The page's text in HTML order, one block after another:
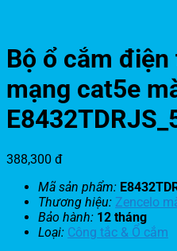
Bộ ổ cắm
mạng cat5e
388,300 đ
Mã sản phẩm:
Thương hiệu: Zencelo
Bảo hành: 12 tháng
Loại: Công tắc & Ổ cắm